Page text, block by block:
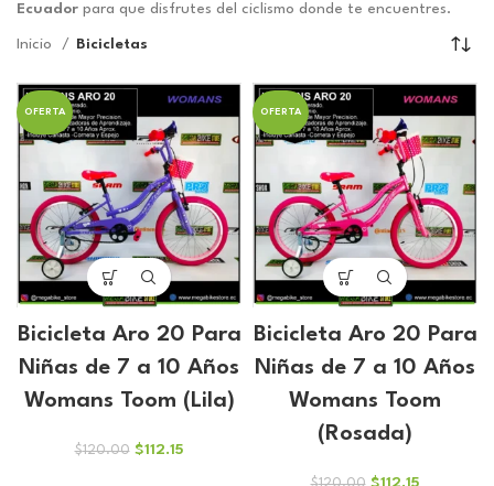
Ecuador para que disfrutes del ciclismo donde te encuentres.
Inicio Bicicletas
OFERTA
Bicicleta Aro 20 Para
Niñas de 7 a 10 Años
Womans Toom (Lila)
$120.00 El
$112.15El
OFERTA
Bicicleta Aro 20 Para
Niñas de 7 a 10 Años
Womans Toom
(Rosada)
El
$112.15El